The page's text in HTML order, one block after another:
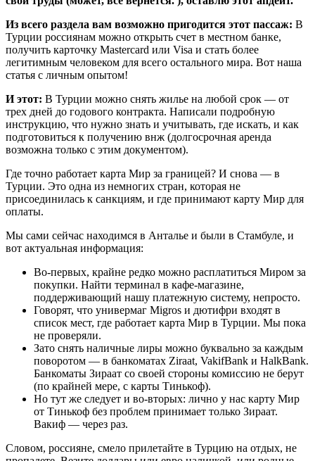
Из всего раздела вам возможно пригодится этот пассаж: В
Турции россиянам можно открыть счет в местном банке,
получить карточку Mastercard или Visa и стать более
легитимным человеком для всего остального мира. Вот наша
статья с личным опытом!
И этот: В Турции можно снять жилье на любой срок — от
трех дней до годового контракта. Написали подробную
инструкцию, что нужно знать и учитывать, где искать, и как
подготовиться к получению внж (долгосрочная аренда
возможна только с этим документом).
Где точно работает карта Мир за границей? И снова — в
Турции. Это одна из немногих стран, которая не
присоединилась к санкциям, и где принимают карту Мир для
оплаты.
Мы сами сейчас находимся в Анталье и были в Стамбуле, и
вот актуальная информация:
Во-первых, крайне редко можно расплатиться Миром за
покупки. Найти терминал в кафе-магазине,
поддерживающий нашу платежную систему, непросто.
Говорят, что универмаг Migros и дютифри входят в
список мест, где работает карта Мир в Турции. Мы пока
не проверяли.
Зато снять наличные лиры можно буквально за каждым
поворотом — в банкоматах Ziraat, VakifBank и HalkBank.
Банкоматы Зираат со своей стороны комиссию не берут
(по крайней мере, с карты Тинькоф).
Но тут же следует и во-вторых: лично у нас карту Мир
от Тинькоф без проблем принимает только Зираат.
Вакиф — через раз.
Словом, россияне, смело прилетайте в Турцию на отдых, не